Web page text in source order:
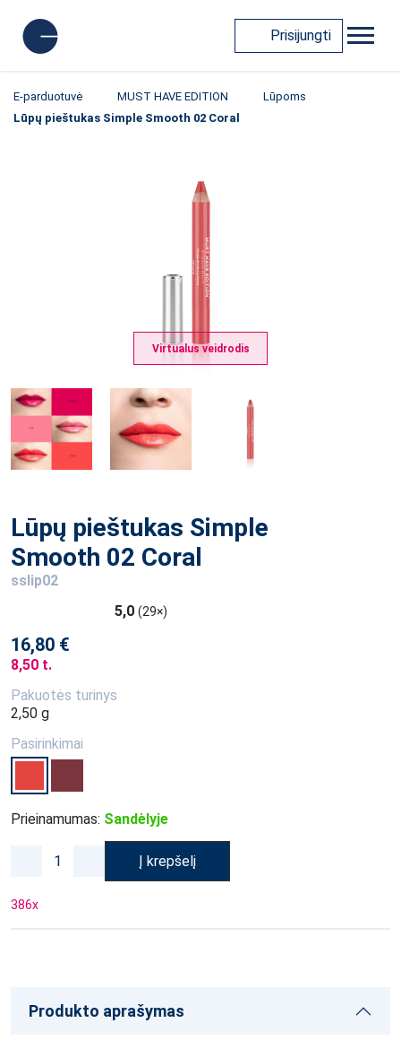
Prisijungti
E-parduotuvė MUST HAVE EDITION
Lūpoms
Lūpų pieštukas Simple Smooth 02 Coral
Virtualus veidrodis
Lūpų pieštukas Simple
Smooth 02 Coral
sslip02
5,0 (29×)
16,80 €
8,50 t.
Pakuotės turinys
2,50 g
Pasirinkimai
Prieinamumas: Sandėlyje
Į krepšelį
386x
Produkto aprašymas